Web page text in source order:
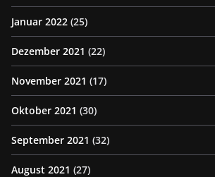
Januar 2022 (25)
Dezember 2021 (22)
November 2021 (17)
Oktober 2021 (30)
September 2021 (32)
August 2021 (27)